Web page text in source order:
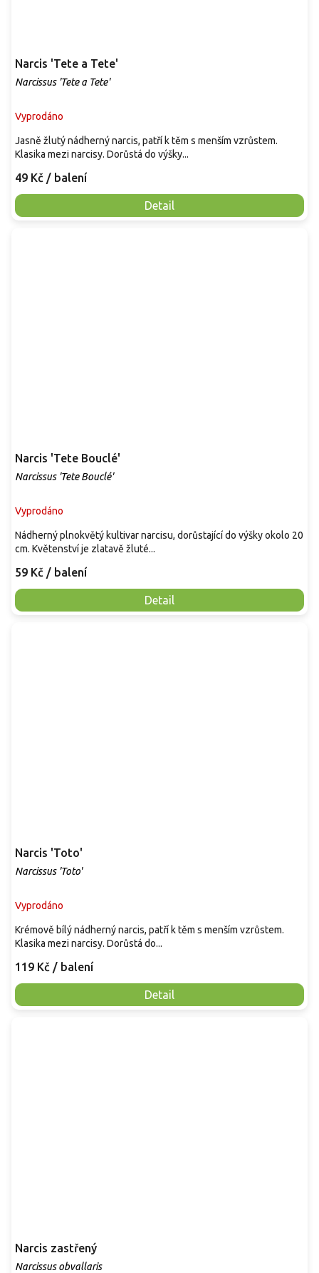
Narcis 'Tete a Tete'
Narcissus 'Tete a Tete'
Vyprodáno
49 Kč / balení
Detail
Jasně žlutý nádherný narcis, patří k těm s menším vzrůstem.
Klasika mezi narcisy. Dorůstá do výšky...
Narcis 'Tete Bouclé'
Narcissus 'Tete Bouclé'
Vyprodáno
59 Kč / balení
Detail
Nádherný plnokvětý kultivar narcisu, dorůstající do výšky okolo 20
cm. Květenství je zlatavě žluté...
Narcis 'Toto'
Narcissus 'Toto'
Vyprodáno
119 Kč / balení
Detail
Krémově bílý nádherný narcis, patří k těm s menším vzrůstem.
Klasika mezi narcisy. Dorůstá do...
Narcis zastřený
Narcissus obvallaris